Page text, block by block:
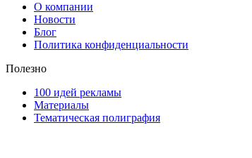
О компании
Новости
Блог
Политика конфиденциальности
Полезно
100 идей рекламы
Материалы
Тематическая полиграфия